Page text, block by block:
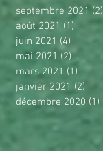
septembre 2021 (2)
août 2021 (1) 1 post
juin 2021 (4)
mai 2021 (2)2 posts
mars 2021 (1) 1 post
janvier 2021 (2)
décembre 2020 (1)